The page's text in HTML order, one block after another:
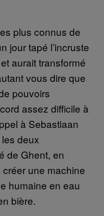
plus connus de
jour tapé l’incruste
aurait transformé
vous dire que
pouvoirs
assez difficile à
à Sebastiaan
deux
de Ghent, en
une machine
humaine en eau
bière.